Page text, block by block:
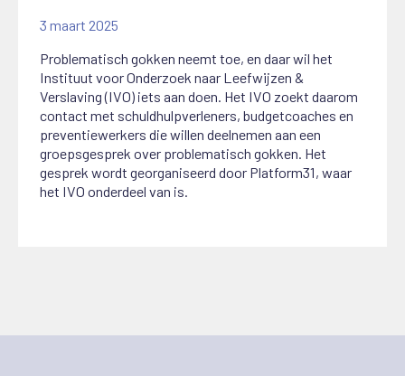
3 maart 2025
Problematisch gokken neemt toe, en daar wil het
Instituut voor Onderzoek naar Leefwijzen &
Verslaving (IVO) iets aan doen. Het IVO zoekt daarom
contact met schuldhulpverleners, budgetcoaches en
preventiewerkers die willen deelnemen aan een
groepsgesprek over problematisch gokken. Het
gesprek wordt georganiseerd door Platform31, waar
het IVO onderdeel van is.